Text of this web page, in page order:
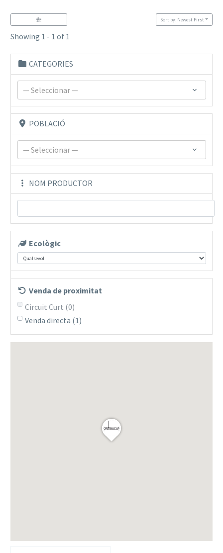
Showing 1 - 1 of 1
Sort by: Newest First
CATEGORIES
— Seleccionar —
POBLACIÓ
— Seleccionar —
NOM PRODUCTOR
Ecològic
Venda de proximitat
Circuit Curt (0)
Venda directa (1)